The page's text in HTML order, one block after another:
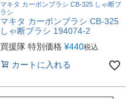
マキタ カーボンブラシ CB-325 しゃ断ブ
ラシ
マキタ カーボンブラシ CB-325
しゃ断ブラシ 194074-2
買援隊 特別価格 ¥440税込
カートに入れる